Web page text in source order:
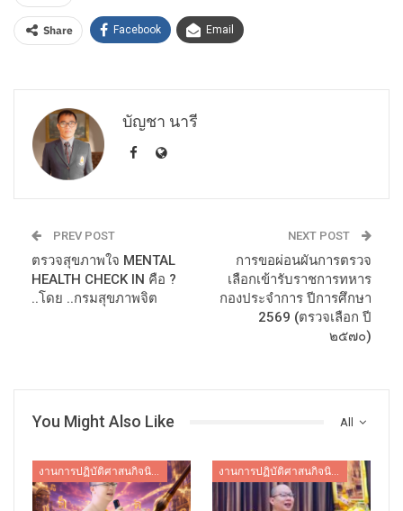
Share Facebook Email
บัญชา นารี
PREV POST
ตรวจสุขภาพใจ MENTAL
HEALTH CHECK IN คือ ?
..โดย ..กรมสุขภาพจิต
NEXT POST
การขอผ่อนผันการตรวจ
เลือกเข้ารับราชการทหาร
กองประจำการ ปีการศึกษา
2569 (ตรวจเลือก ปี
๒๕๗๐)
All
You Might Also Like
งานการปฏิบัติศาสนกิจนิสิต งานการปฏิบัติศาสนกิจนิสิต